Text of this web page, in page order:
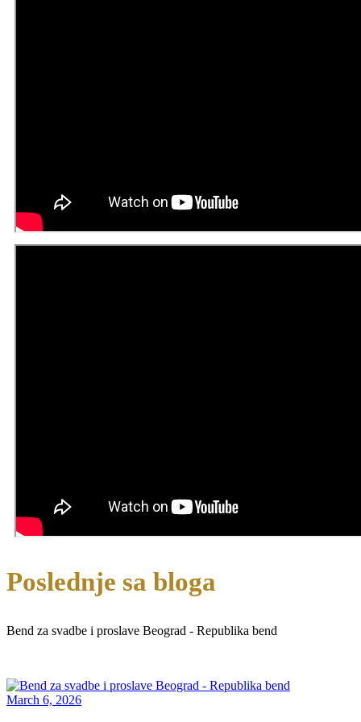
Poslednje sa bloga
Bend za svadbe i proslave Beograd - Republika bend
March 6, 2026